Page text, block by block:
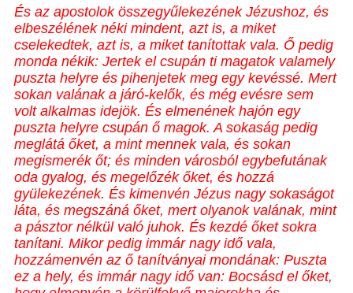
És az apostolok összegyűlekezének Jézushoz, és
elbeszélének néki mindent, azt is, a miket
cselekedtek, azt is, a miket tanítottak vala. Ő pedig
monda nékik: Jertek el csupán ti magatok valamely
puszta helyre és pihenjetek meg egy kevéssé. Mert
sokan valának a járó-kelők, és még evésre sem
volt alkalmas idejök. És elmenének hajón egy
puszta helyre csupán ő magok. A sokaság pedig
meglátá őket, a mint mennek vala, és sokan
megismerék őt; és minden városból egybefutának
oda gyalog, és megelőzék őket, és hozzá
gyülekezének. És kimenvén Jézus nagy sokaságot
láta, és megszáná őket, mert olyanok valának, mint
a pásztor nélkül való juhok. És kezdé őket sokra
tanítani. Mikor pedig immár nagy idő vala,
hozzámenvén az ő tanítványai mondának: Puszta
ez a hely, és immár nagy idő van: Bocsásd el őket,